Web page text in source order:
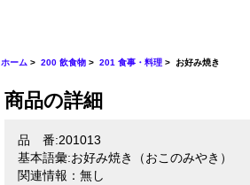
ホーム >200 飲食物 >201 食事・料理 > お好み焼き
商品の詳細
品 番:201013
基本語彙:お好み焼き（おこのみやき）
関連情報：無し